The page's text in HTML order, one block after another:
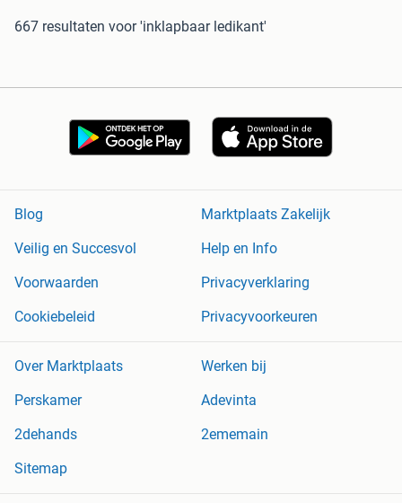
667 resultaten voor 'inklapbaar ledikant'
Blog
Marktplaats Zakelijk
Veilig en Succesvol
Help en Info
Voorwaarden
Privacyverklaring
Cookiebeleid
Privacyvoorkeuren
Over Marktplaats
Werken bij
Perskamer
Adevinta
2dehands
2ememain
Sitemap